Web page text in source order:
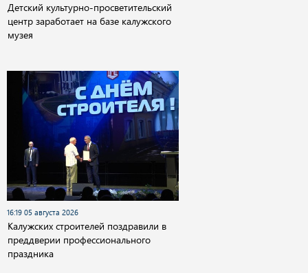
Детский культурно-просветительский
центр заработает на базе калужского
музея
16:19 05 августа 2026
Калужских строителей поздравили в
преддверии профессионального
праздника